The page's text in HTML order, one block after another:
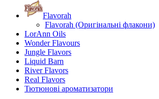
Flavorah
Flavorah (Оригінальні флакони)
LorAnn Oils
Wonder Flavours
Jungle Flavors
Liquid Barn
River Flavors
Real Flavors
Тютюнові ароматизатори